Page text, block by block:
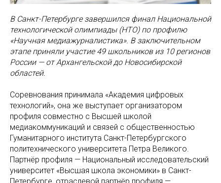
В Санкт-Петербурге завершился финал Национальной
технологической олимпиады (НТО) по профилю
«Научная медиажурналистика». В заключительном
этапе приняли участие 49 школьников из 10 регионов
России — от Архангельской до Новосибирской
областей.
Соревнования принимала «Академия цифровых
технологий», она же выступает организатором
профиля совместно с Высшей школой
медиакоммуникаций и связей с общественностью
Гуманитарного института Санкт-Петербургского
политехнического университета Петра Великого.
Партнёр профиля — Национальный исследовательский
университет «Высшая школа экономики» в Санкт-